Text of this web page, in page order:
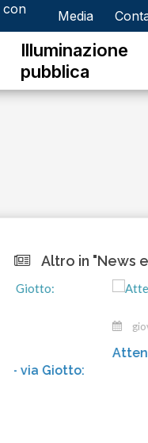
con
Media
Illuminazione
pubblica
Altro in "News
giovedì 09 aprile 2026
Attenzione a una